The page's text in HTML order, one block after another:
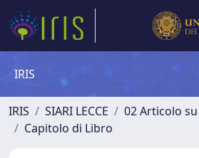
IRIS
IRIS SIARI LECCE
02 Articolo
Capitolo di Libro